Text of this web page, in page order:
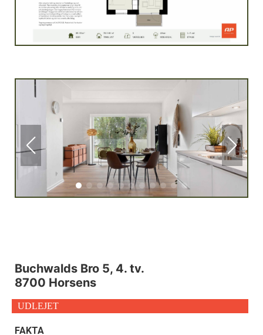
Buchwalds Bro 5, 4. tv.
8700 Horsens
UDLEJET
FAKTA